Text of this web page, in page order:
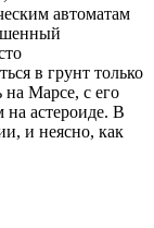
автоматам
в грунт только
на Марсе, с его
на астероиде. В
и неясно, как